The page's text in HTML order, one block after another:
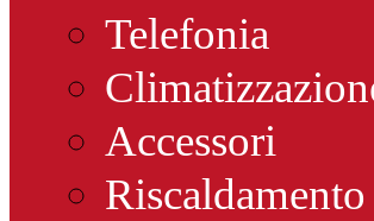
Telefonia
Accessori
Riscaldamento